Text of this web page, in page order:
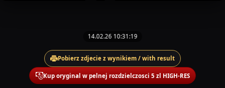
14.02.26 10:31:19
Pobierz zdjecie z wynikiem / with result
Kup oryginal w pelnej rozdzielczosci 5 zl HIGH-RES